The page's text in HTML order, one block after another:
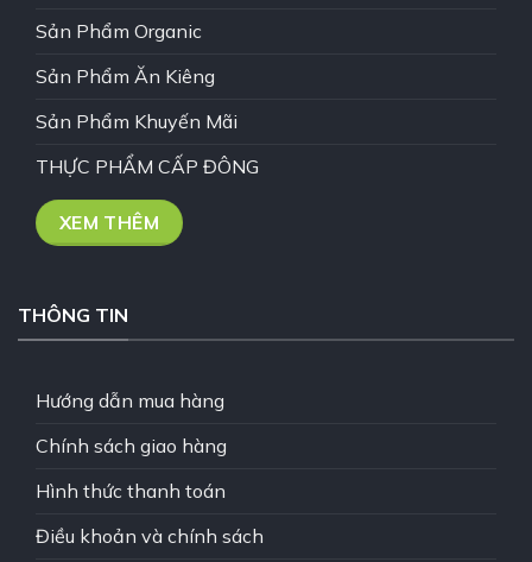
Sản Phẩm Organic
Sản Phẩm Ăn Kiêng
Sản Phẩm Khuyến Mãi
THỰC PHẨM CẤP ĐÔNG
XEM THÊM
THÔNG TIN
Hướng dẫn mua hàng
Chính sách giao hàng
Hình thức thanh toán
Điều khoản và chính sách